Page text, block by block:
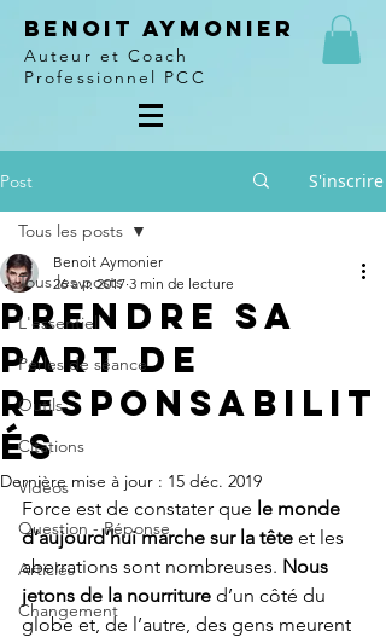
Benoit Aymonier
Auteur et Coach
Professionnel PCC
Post S'inscrire
Tous les posts
L'essentiel
Perles de séance
Outils
Citations
Vidéos
Question - Réponse
Articles
Changement
Tous les posts
Prendre sa
part de
responsabilit
és
Benoit Aymonier
26 avr. 2017 3 min de lecture
Dernière mise à jour : 15 déc. 2019
Force est de constater que le monde
d’aujourd’hui marche sur la tête et les
aberrations sont nombreuses. Nous
jetons de la nourriture d’un côté du
globe et, de l’autre, des gens meurent